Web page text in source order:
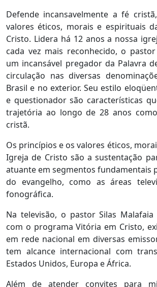
Defende incansavelmente a fé
valores éticos, morais e espirituais
Cristo. Lidera há 12 anos a nossa
cada vez mais reconhecido, o
um incansável pregador da Palavra
circulação nas diversas
Brasil e no exterior. Seu estilo
e questionador são características
trajetória ao longo de 28 anos
cristã.
Os princípios e os valores éticos,
Igreja de Cristo são a sustentação
atuante em segmentos fundamentais
do evangelho, como as áreas
fonográfica.
Na televisão, o pastor Silas Malafaia
com o programa Vitória em Cristo,
em rede nacional em diversas
tem alcance internacional com
Estados Unidos, Europa e África.
Além de atender convites para